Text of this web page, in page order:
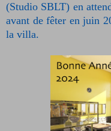
(Studio SBLT) en
avant de fêter en juin
la villa.